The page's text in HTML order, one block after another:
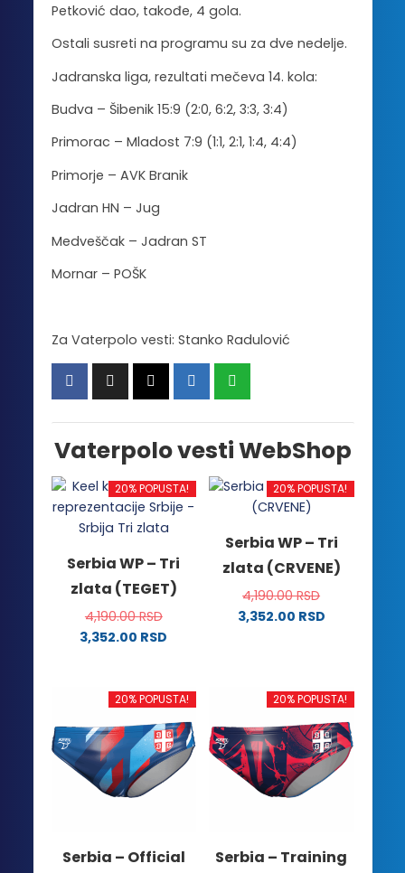
Petković dao, takođe, 4 gola.
Ostali susreti na programu su za dve nedelje.
Jadranska liga, rezultati mečeva 14. kola:
Budva – Šibenik 15:9 (2:0, 6:2, 3:3, 3:4)
Primorac – Mladost 7:9 (1:1, 2:1, 1:4, 4:4)
Primorje – AVK Branik
Jadran HN – Jug
Medveščak – Jadran ST
Mornar – POŠK
Za Vaterpolo vesti: Stanko Radulović
Vaterpolo vesti WebShop
20% POPUSTA!
Serbia WP – Tri
zlata (TEGET)
4,190.00RSD
3,352.00 RSD
ima
varijanti.
Opcije
mogu
biti
stranici
20% POPUSTA!
Serbia WP – Tri
zlata (CRVENE)
4,190.00RSD
3,352.00 RSD
više
varijanti.
Opcije
mogu
biti
izabrane
proizvoda.
20% POPUSTA!
Serbia – Official
20% POPUSTA!
Serbia – Training